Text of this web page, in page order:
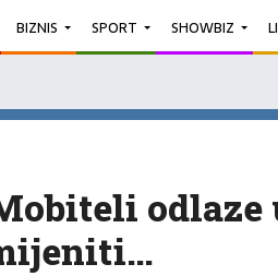
BIZNIS SPORT SHOWBIZ